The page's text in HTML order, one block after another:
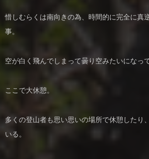
惜しむらくは南向きの為、時間的に完全に真
事。
空が白く飛んでしまって曇り空みたいになっ
ここで大休憩。
多くの登山者も思い思いの場所で休憩したり
いる。